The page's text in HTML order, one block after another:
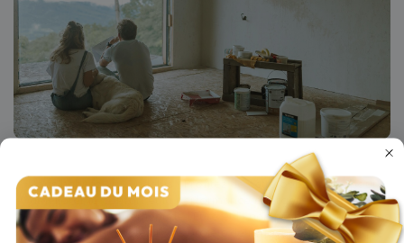
Vous habitez aux Andelys ? Profitez de cette opportunité pour
améliorer le confort et la performance énergétique de votre
logement. Le département de l'Eure et l'Anah proposent des aides
financières pour soutenir vos projets de rénovation énergétique.